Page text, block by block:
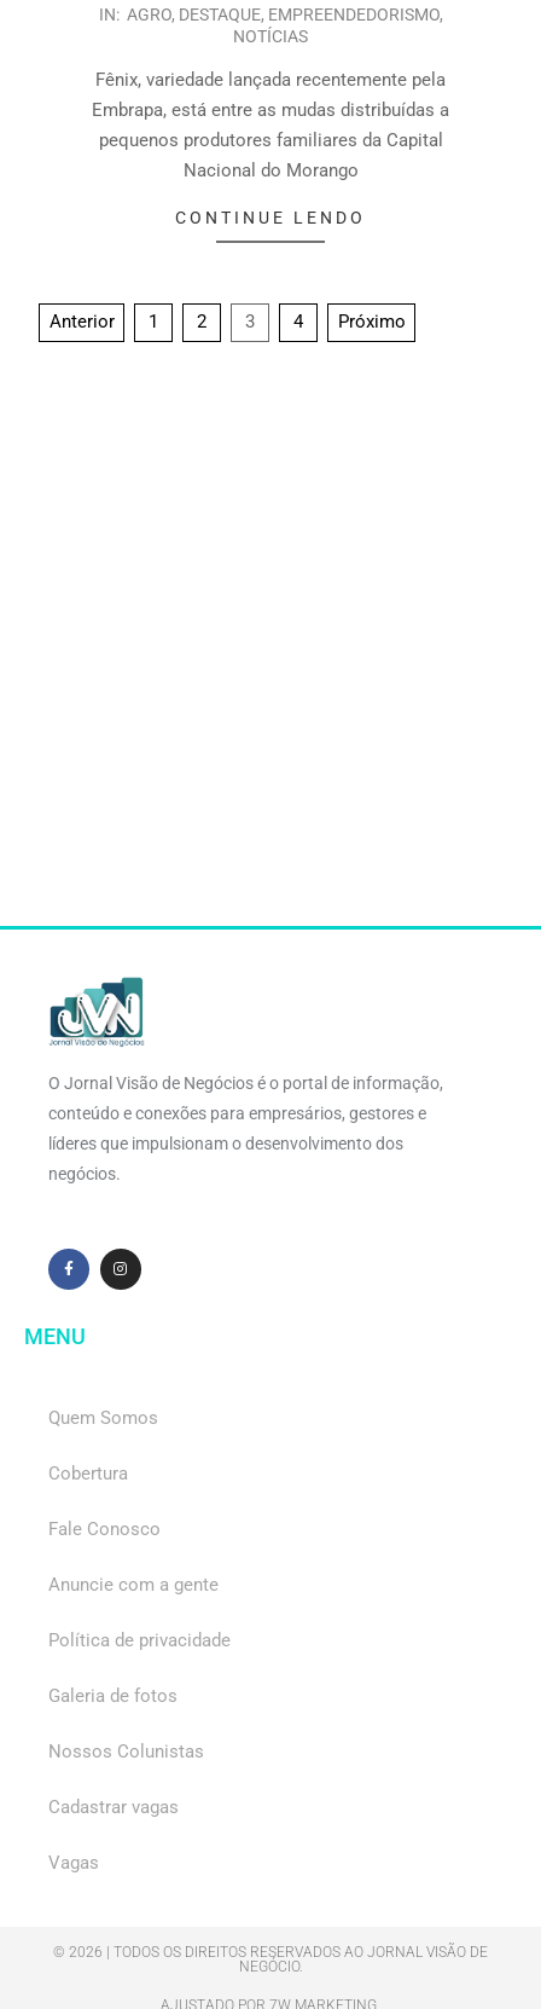
IN: AGRO, DESTAQUE, EMPREENDEDORISMO,
NOTÍCIAS
Fênix, variedade lançada recentemente pela
Embrapa, está entre as mudas distribuídas a
pequenos produtores familiares da Capital
Nacional do Morango
CONTINUE LENDO
Anterior 1 2 3 4 Próximo
O Jornal Visão de Negócios é o portal de informação,
conteúdo e conexões para empresários, gestores e
líderes que impulsionam o desenvolvimento dos
negócios.
MENU
Quem Somos
Cobertura
Fale Conosco
Anuncie com a gente
Política de privacidade
Galeria de fotos
Nossos Colunistas
Cadastrar vagas
Vagas
© 2026 | TODOS OS DIREITOS RESERVADOS AO JORNAL VISÃO DE
NEGÓCIO.
AJUSTADO POR 7W MARKETING.